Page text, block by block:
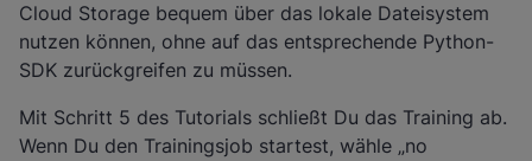
Cloud Storage bequem über das lokale Dateisystem
nutzen können, ohne auf das entsprechende Python-
SDK zurückgreifen zu müssen.
Mit Schritt 5 des Tutorials schließt Du das Training ab.
Wenn Du den Trainingsjob startest, wähle „no